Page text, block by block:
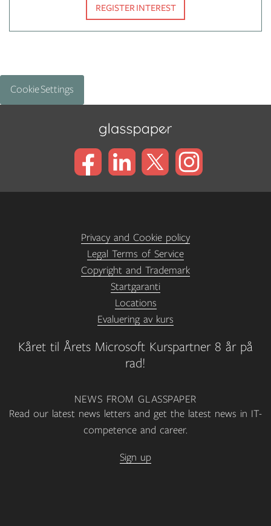
REGISTER INTEREST
Cookie Settings
Kåret til Årets Microsoft Kurspartner 8 år på
rad!
Privacy and Cookie policy
Legal Terms of Service
Copyright and Trademark
Startgaranti
Locations
Evaluering av kurs
NEWS FROM GLASSPAPER
Read our latest news letters and get the latest news in IT-
competence and career.
Sign up